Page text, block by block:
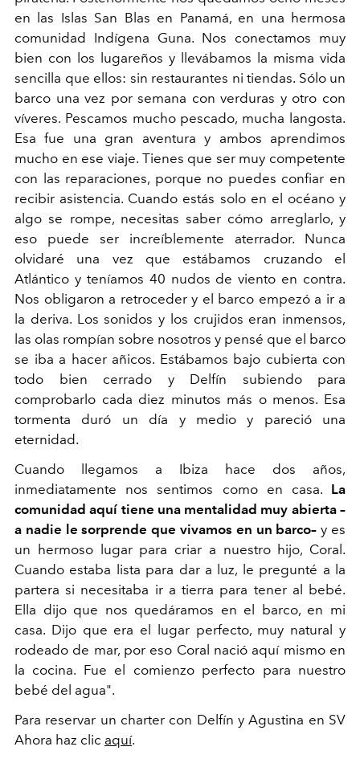
en las Islas San Blas en Panamá, en una hermosa
comunidad Indígena Guna. Nos conectamos muy
bien con los lugareños y llevábamos la misma vida
sencilla que ellos: sin restaurantes ni tiendas. Sólo un
barco una vez por semana con verduras y otro con
víveres. Pescamos mucho pescado, mucha langosta.
Esa fue una gran aventura y ambos aprendimos
mucho en ese viaje. Tienes que ser muy competente
con las reparaciones, porque no puedes confiar en
recibir asistencia. Cuando estás solo en el océano y
algo se rompe, necesitas saber cómo arreglarlo, y
eso puede ser increíblemente aterrador. Nunca
olvidaré una vez que estábamos cruzando el
Atlántico y teníamos 40 nudos de viento en contra.
Nos obligaron a retroceder y el barco empezó a ir a
la deriva. Los sonidos y los crujidos eran inmensos,
las olas rompían sobre nosotros y pensé que el barco
se iba a hacer añicos. Estábamos bajo cubierta con
todo bien cerrado y Delfín subiendo para
comprobarlo cada diez minutos más o menos. Esa
tormenta duró un día y medio y pareció una
eternidad.
Cuando llegamos a Ibiza hace dos años,
inmediatamente nos sentimos como en casa. La
comunidad aquí tiene una mentalidad muy abierta –
a nadie le sorprende que vivamos en un barco– y es
un hermoso lugar para criar a nuestro hijo, Coral.
Cuando estaba lista para dar a luz, le pregunté a la
partera si necesitaba ir a tierra para tener al bebé.
Ella dijo que nos quedáramos en el barco, en mi
casa. Dijo que era el lugar perfecto, muy natural y
rodeado de mar, por eso Coral nació aquí mismo en
la cocina. Fue el comienzo perfecto para nuestro
bebé del agua".
Para reservar un charter con Delfín y Agustina en SV
Ahora haz clic aquí.